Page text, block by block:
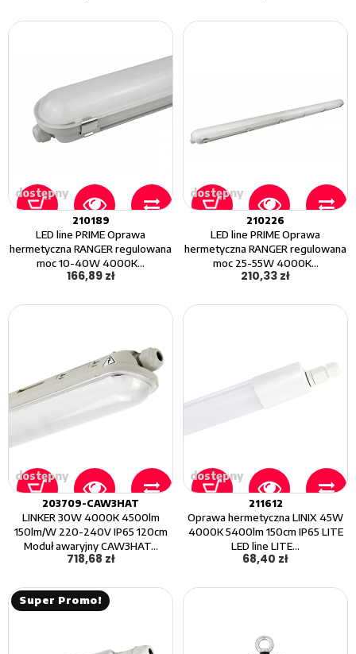
dostępny
210189
LED line PRIME Oprawa
hermetyczna RANGER regulowana
moc 10-40W 4000K...
166,89 zł
dostępny
210226
LED line PRIME Oprawa
hermetyczna RANGER regulowana
moc 25-55W 4000K...
210,33 zł
dostępny
203709-CAW3HAT
LINKER 30W 4000K 4500lm
150lm/W 220-240V IP65 120cm
Moduł awaryjny CAW3HAT...
718,68 zł
dostępny
211612
Oprawa hermetyczna LINIX 45W
4000K 5400lm 150cm IP65 LITE
LED line LITE...
68,40 zł
Super Promo!